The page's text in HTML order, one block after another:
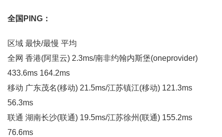
全国PING：
区域 最快/最慢 平均
全网 香港(阿里云) 2.3ms/南非约翰内斯堡(oneprovider)
433.6ms 164.2ms
移动 广东茂名(移动) 21.5ms/江苏镇江(移动) 121.3ms
56.3ms
联通 湖南长沙(联通) 19.5ms/江苏徐州(联通) 155.2ms
76.6ms